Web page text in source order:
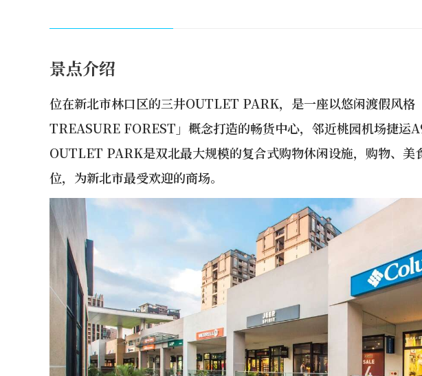
景点介绍
位在新北市林口区的三井OUTLET PARK，是一座以悠闲渡假风
TREASURE FOREST」概念打造的畅货中心，邻近桃园机场捷运
OUTLET PARK是双北最大规模的复合式购物休闲设施，购物、美
位，为新北市最受欢迎的商场。